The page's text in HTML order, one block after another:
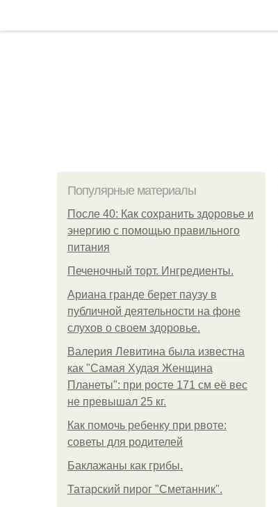
Популярные материалы
После 40: Как сохранить здоровье и
энергию с помощью правильного
питания
Печеночный торт. Ингредиенты.
Ариана гранде берет паузу в
публичной деятельности на фоне
слухов о своем здоровье.
Валерия Левитина была известна
как "Самая Худая Женщина
Планеты": при росте 171 см её вес
не превышал 25 кг.
Как помочь ребенку при рвоте:
советы для родителей
Баклажаны как грибы.
Татарский пирог "Сметанник".